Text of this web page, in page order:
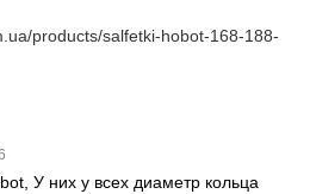
products/salfetki-hobot-168-188-
У них у всех диаметр кольца